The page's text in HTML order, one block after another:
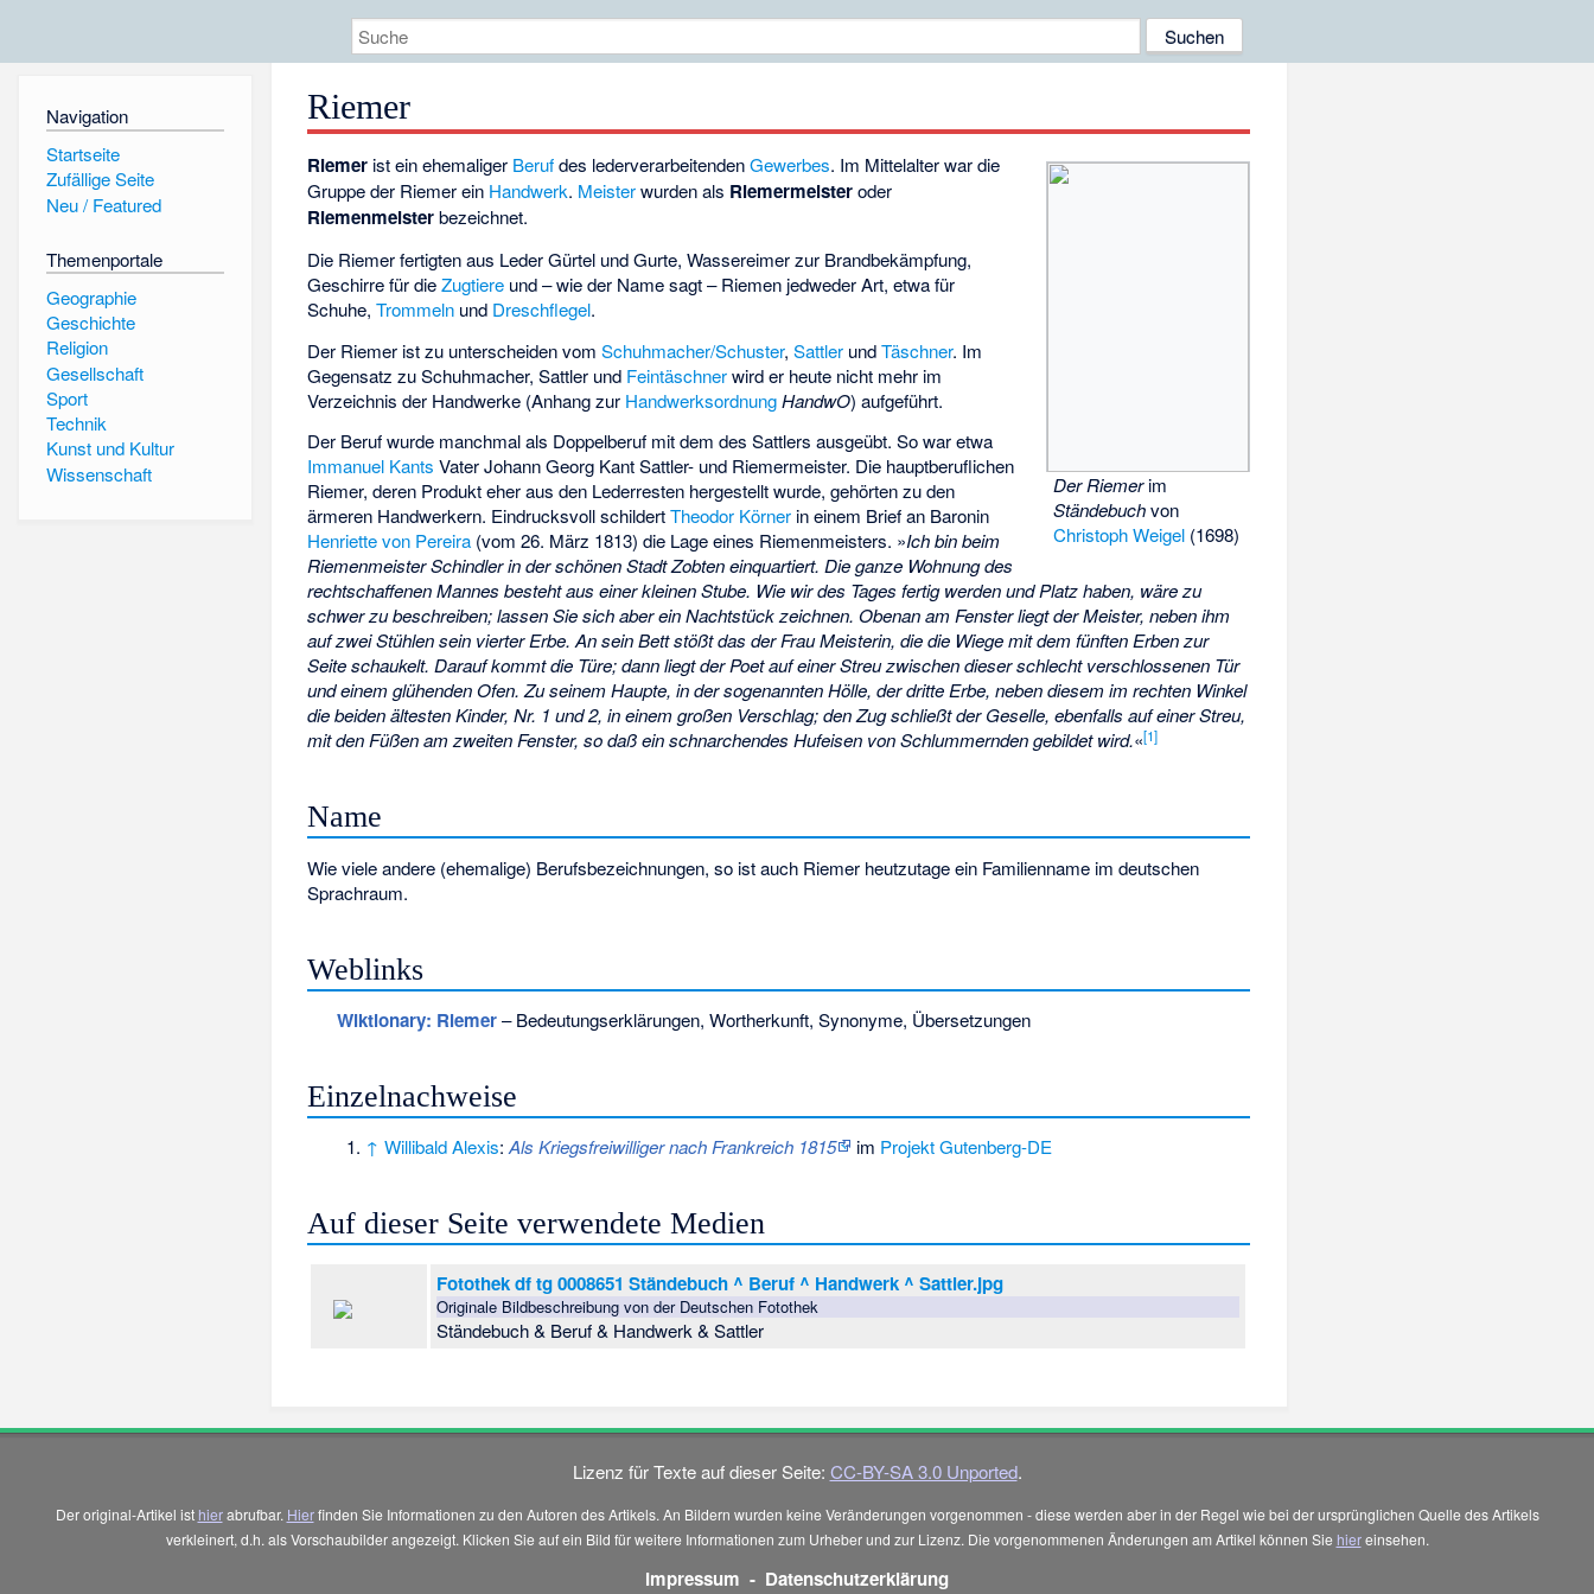
Navigation
Startseite
Zufällige Seite
Neu / Featured
Themenportale
Geographie
Geschichte
Religion
Gesellschaft
Sport
Technik
Kunst und Kultur
Wissenschaft
Riemer
Der Riemerim
Ständebuchvon
Christoph Weigel (1698)
Riemer ist ein ehemaliger Berufdes lederverarbeitendenGewerbes. Im Mittelalter war die
Gruppe der Riemer ein Handwerk. Meisterwurden als Riemermeisteroder
Riemenmeisterbezeichnet.
Die Riemer fertigten aus Leder Gürtel und Gurte, Wassereimer zur Brandbekämpfung,
Geschirre für dieZugtiere und – wie der Name sagt – Riemen jedweder Art, etwa für
Schuhe,Trommeln und Dreschflegel.
Der Riemer ist zu unterscheiden vomSchuhmacher/Schuster,Sattler undTäschner. Im
Gegensatz zu Schuhmacher, Sattler und Feintäschnerwird er heute nicht mehr im
Verzeichnis der Handwerke (Anhang zur Handwerksordnung HandwO) aufgeführt.
Der Beruf wurde manchmal als Doppelberuf mit dem des Sattlers ausgeübt. So war etwa
Immanuel Kants Vater Johann Georg Kant Sattler- und Riemermeister. Die hauptberuflichen
Riemer, deren Produkt eher aus den Lederresten hergestellt wurde, gehörten zu den
ärmeren Handwerkern. Eindrucksvoll schildertTheodor Körner in einem Brief an Baronin
Henriette von Pereira (vom 26. März 1813) die Lage eines Riemenmeisters. »Ich bin beim
Riemenmeister Schindler in der schönen Stadt Zobten einquartiert. Die ganze Wohnung des
rechtschaffenen Mannes besteht aus einer kleinen Stube. Wie wir des Tages fertig werden und Platz haben, wäre zu
schwer zu beschreiben; lassen Sie sich aber ein Nachtstück zeichnen. Obenan am Fenster liegt der Meister, neben ihm
auf zwei Stühlen sein vierter Erbe. An sein Bett stößt das der Frau Meisterin, die die Wiege mit dem fünften Erben zur
Seite schaukelt. Darauf kommt die Türe; dann liegt der Poet auf einer Streu zwischen dieser schlecht verschlossenen Tür
und einem glühenden Ofen. Zu seinem Haupte, in der sogenannten Hölle, der dritte Erbe, neben diesem im rechten Winkel
die beiden ältesten Kinder, Nr. 1 und 2, in einem großen Verschlag; den Zug schließt der Geselle, ebenfalls auf einer Streu,
mit den Füßen am zweiten Fenster, so daß ein schnarchendes Hufeisen von Schlummernden gebildet wird.«[1]
Name
Wie viele andere (ehemalige) Berufsbezeichnungen, so ist auch Riemer heutzutage ein Familienname im deutschen
Sprachraum.
Weblinks
Wiktionary: Riemer– Bedeutungserklärungen, Wortherkunft, Synonyme, Übersetzungen
Einzelnachweise
↑ Willibald Alexis:Als Kriegsfreiwilliger nach Frankreich 1815 im Projekt Gutenberg-DE
Auf dieser Seite verwendete Medien
Fotothek df tg 0008651 Ständebuch ^ Beruf ^ Handwerk ^ Sattler.jpg
Originale Bildbeschreibung von der Deutschen Fotothek
Ständebuch & Beruf & Handwerk & Sattler
Lizenz für Texte auf dieser Seite: CC-BY-SA 3.0 Unported.
Der original-Artikel ist hierabrufbar. Hierfinden Sie Informationen zu den Autoren des Artikels. An Bildern wurden keine Veränderungen vorgenommen - diese werden aber in der Regel wie bei der ursprünglichen Quelle des Artikels
verkleinert, d.h. als Vorschaubilder angezeigt. Klicken Sie auf ein Bild für weitere Informationen zum Urheber und zur Lizenz. Die vorgenommenen Änderungen am Artikel können Sie hiereinsehen.
Impressum - Datenschutzerklärung